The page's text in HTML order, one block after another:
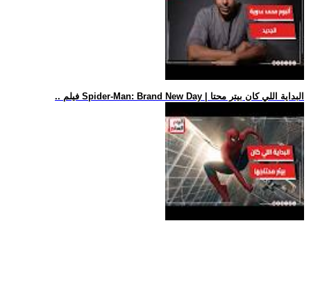
.. فيلم Spider-Man: Brand New Day | البداية اللي كان بيتر محتا